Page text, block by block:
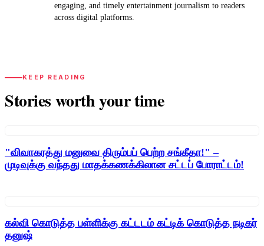
engaging, and timely entertainment journalism to readers
across digital platforms.
KEEP READING
Stories worth your time
"விவாகரத்து மனுவை திரும்பப் பெற்ற சங்கீதா!" –
முடிவுக்கு வந்தது மாதக்கணக்கிலான சட்டப் போராட்டம்!
கல்வி கொடுத்த பள்ளிக்கு கட்டடம் கட்டிக் கொடுத்த நடிகர்
தனுஷ்